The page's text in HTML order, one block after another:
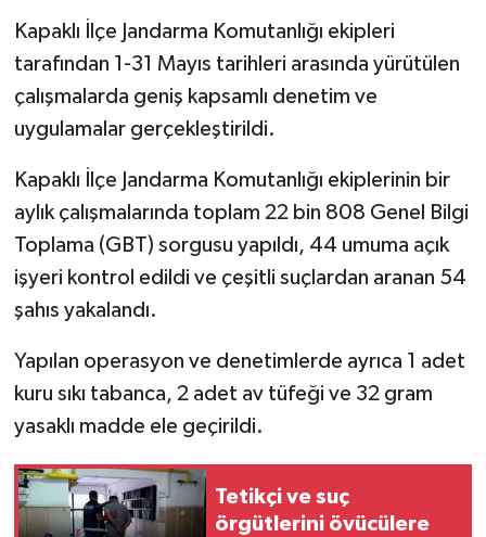
Kapaklı İlçe Jandarma Komutanlığı ekipleri
tarafından 1-31 Mayıs tarihleri arasında yürütülen
çalışmalarda geniş kapsamlı denetim ve
uygulamalar gerçekleştirildi.
Kapaklı İlçe Jandarma Komutanlığı ekiplerinin bir
aylık çalışmalarında toplam 22 bin 808 Genel Bilgi
Toplama (GBT) sorgusu yapıldı, 44 umuma açık
işyeri kontrol edildi ve çeşitli suçlardan aranan 54
şahıs yakalandı.
Yapılan operasyon ve denetimlerde ayrıca 1 adet
kuru sıkı tabanca, 2 adet av tüfeği ve 32 gram
yasaklı madde ele geçirildi.
Tetikçi ve suç
örgütlerini övücülere